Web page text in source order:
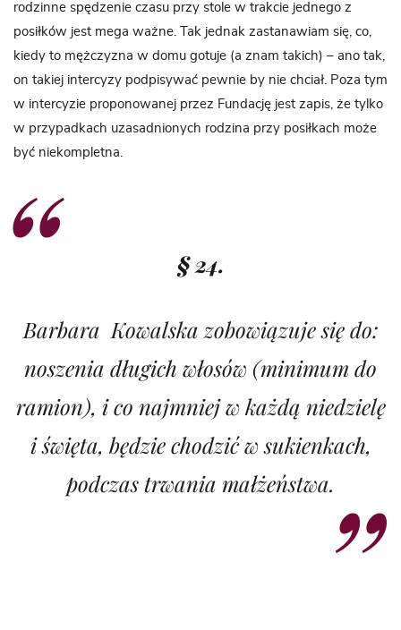
rodzinne spędzenie czasu przy stole w trakcie jednego z
posiłków jest mega ważne. Tak jednak zastanawiam się, co,
kiedy to mężczyzna w domu gotuje (a znam takich) – ano tak,
on takiej intercyzy podpisywać pewnie by nie chciał. Poza tym
w intercyzie proponowanej przez Fundację jest zapis, że tylko
w przypadkach uzasadnionych rodzina przy posiłkach może
być niekompletna.
§ 24.
Barbara Kowalska zobowiązuje się do:
noszenia długich włosów (minimum do
ramion), i co najmniej w każdą niedzielę
i święta, będzie chodzić w sukienkach,
podczas trwania małżeństwa.